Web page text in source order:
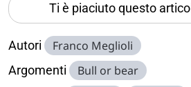
Ti è piaciuto questo
Autori Franco Meglioli
Argomenti Bull or bear